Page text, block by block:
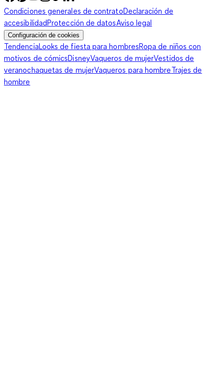
Condiciones generales de contratoDeclaración de
accesibilidadProtección de datosAviso legal
Configuración de cookies
TendenciaLooks de fiesta para hombresRopa de niños con
motivos de cómicsDisneyVaqueros de mujerVestidos de
veranochaquetas de mujerVaqueros para hombreTrajes de
hombre